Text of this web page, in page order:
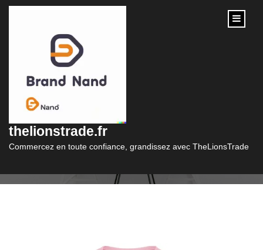
content
thelionstrade.fr
Commercez en toute confiance, grandissez avec TheLionsTrade